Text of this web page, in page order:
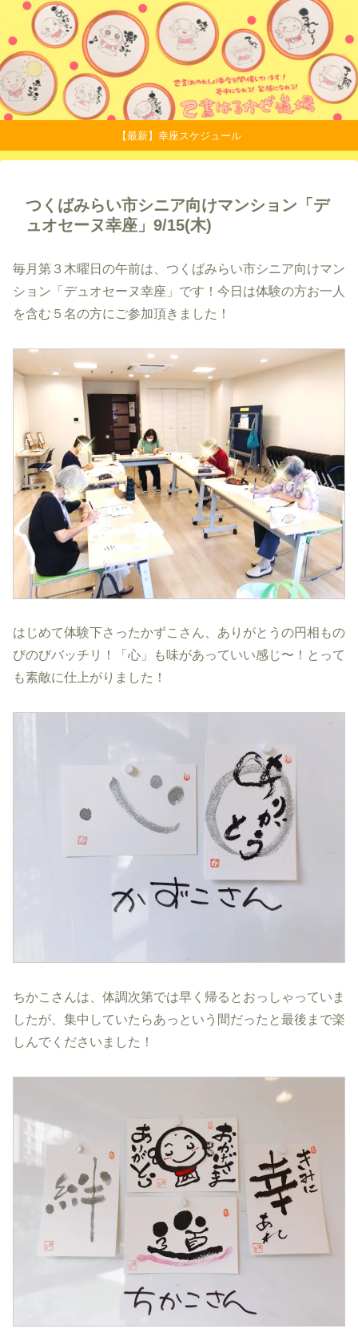
【最新】幸座スケジュール
つくばみらい市シニア向けマンション「デ
ュオセーヌ幸座」9/15(木)
毎月第３木曜日の午前は、つくばみらい市シニア向けマン
ション「デュオセーヌ幸座」です！今日は体験の方お一人
を含む５名の方にご参加頂きました！
はじめて体験下さったかずこさん、ありがとうの円相もの
びのびバッチリ！「心」も味があっていい感じ〜！とって
も素敵に仕上がりました！
ちかこさんは、体調次第では早く帰るとおっしゃっていま
したが、集中していたらあっという間だったと最後まで楽
しんでくださいました！